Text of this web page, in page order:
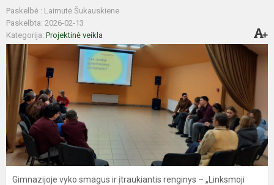
Paskelbė : Laimutė Šukauskiene
Paskelbta: 2026-02-13
Kategorija: Projektinė veikla
Gimnazijoje vyko smagus ir įtraukiantis renginys – „Linksmoji